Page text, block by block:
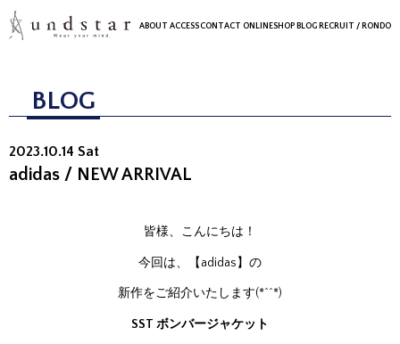
ABOUT ACCESSCONTACT ONLINESHOP BLOG RECRUIT / RONDO
BLOG
2023.10.14 Sat
adidas / NEW ARRIVAL
皆様、こんにちは！
今回は、【adidas】の
新作をご紹介いたします(*^^*)
SST ボンバージャケット